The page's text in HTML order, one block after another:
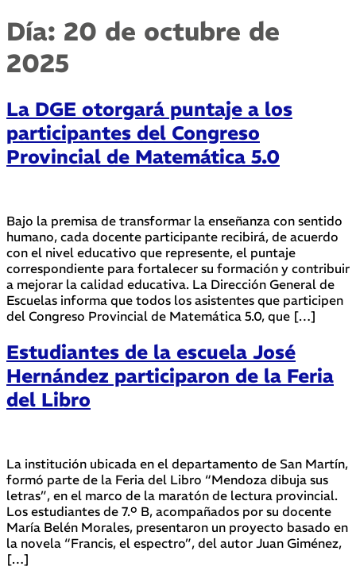
Día: 20 de octubre de
2025
La DGE otorgará puntaje a los
participantes del Congreso
Provincial de Matemática 5.0
Bajo la premisa de transformar la enseñanza con sentido
humano, cada docente participante recibirá, de acuerdo
con el nivel educativo que represente, el puntaje
correspondiente para fortalecer su formación y contribuir
a mejorar la calidad educativa. La Dirección General de
Escuelas informa que todos los asistentes que participen
del Congreso Provincial de Matemática 5.0, que […]
Estudiantes de la escuela José
Hernández participaron de la Feria
del Libro
La institución ubicada en el departamento de San Martín,
formó parte de la Feria del Libro “Mendoza dibuja sus
letras”, en el marco de la maratón de lectura provincial.
Los estudiantes de 7.º B, acompañados por su docente
María Belén Morales, presentaron un proyecto basado en
la novela “Francis, el espectro”, del autor Juan Giménez,
[…]